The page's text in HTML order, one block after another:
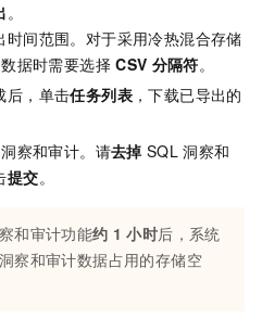
。
间范围。对于采用冷热混合存储
据时需要选择 CSV 分隔符。
后，单击任务列表 ，下载已导出的
洞察和审计。请去掉 SQL 洞察和
提交。
和审计功能约 1 小时后，系统
洞察和审计数据占用的存储空